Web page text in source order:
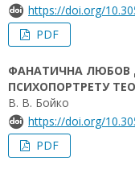
https://doi.org/
PDF
ФАНАТИЧНА ЛЮБОВ
ПСИХОПОРТРЕТУ
В. В. Бойко
https://doi.org/
PDF